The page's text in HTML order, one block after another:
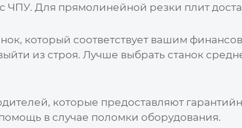
Для прямолинейной резки плит
который соответствует вашим
из строя. Лучше выбрать станок
которые предоставляют
в случае поломки оборудования.